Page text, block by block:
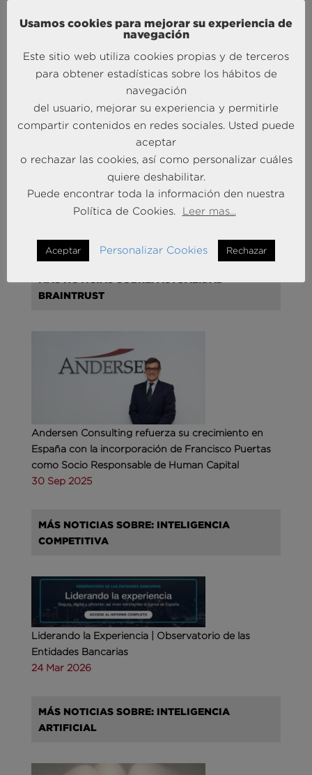
Por tanto, la ciberseguridad se configura como un
aspecto trascendental en cualquier proceso de
transformación digital. Si se deja al margen, todos
los empeños por poner en el centro al usuario
pueden acabar siendo un lastre más que una
mejora. Transformarse es adaptarse a los nuevos
Y los nuevos usos incluyen, también, los
Photo byAlex KotliarskyionUnsplash
BRAINTRUST
Andersen Consulting refuerza su crecimiento en
España con la incorporación de Francisco Puertas
como Socio Responsable de Human Capital
30 Sep 2025
MÁS NOTICIAS SOBRE: INTELIGENCIA
COMPETITIVA
Liderando la Experiencia | Observatorio de las
Entidades Bancarias
24 Mar 2026
MÁS NOTICIAS SOBRE: INTELIGENCIA
ARTIFICIAL
Usamos cookies para mejorar su experiencia de
navegación
Este sitio web utiliza cookies propias y de terceros
para obtener estadísticas sobre los hábitos de
navegación
del usuario, mejorar su experiencia y permitirle
compartir contenidos en redes sociales. Usted puede
aceptar
o rechazar las cookies, así como personalizar cuáles
quiere deshabilitar.
Puede encontrar toda la información den nuestra
Política de Cookies.
Leer mas...
Aceptar Personalizar Cookies Rechazar